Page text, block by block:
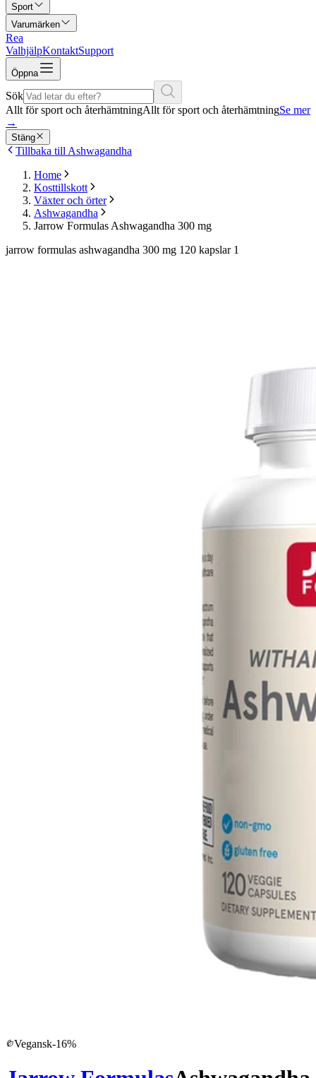
Sport
Varumärken
Rea
ValhjälpKontaktSupport
Öppna
Sök
Allt för sport och återhämtningAllt för sport och återhämtningSe mer
→
Stäng
Tillbaka till Ashwagandha
Home
Kosttillskott
Växter och örter
Ashwagandha
Jarrow Formulas Ashwagandha 300 mg
jarrow formulas ashwagandha 300 mg 120 kapslar 1
Vegansk-16%